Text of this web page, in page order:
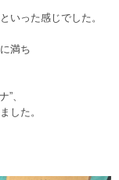
いった感じでした。
満ち
”、
した。